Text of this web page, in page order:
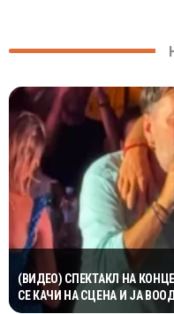
(ВИДЕО) СПЕКТАКЛ НА
СЕ КАЧИ НА СЦЕНА И ЈА